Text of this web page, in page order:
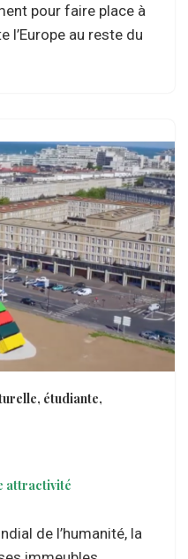
pour faire place à
l’Europe au reste du
étudiante,
attractivité
de l’humanité, la